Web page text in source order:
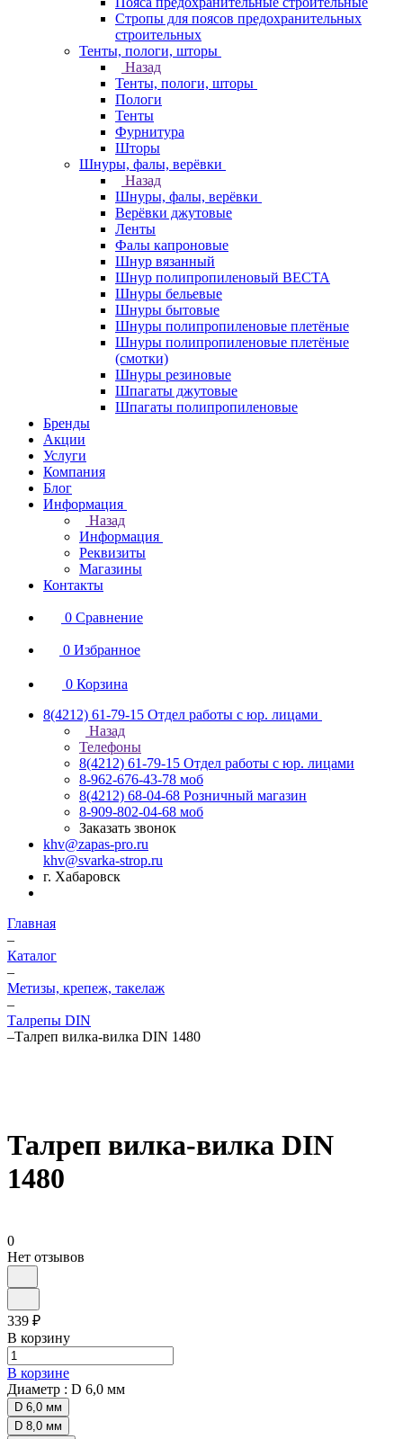
Стропы для поясов предохранительных
строительных
Тенты, пологи, шторы
Назад
Тенты, пологи, шторы
Пологи
Тенты
Фурнитура
Шторы
Шнуры, фалы, верёвки
Назад
Шнуры, фалы, верёвки
Верёвки джутовые
Ленты
Фалы капроновые
Шнур вязанный
Шнур полипропиленовый ВЕСТА
Шнуры бельевые
Шнуры бытовые
Шнуры полипропиленовые плетёные
Шнуры полипропиленовые плетёные
(смотки)
Шнуры резиновые
Шпагаты джутовые
Шпагаты полипропиленовые
Бренды
Акции
Услуги
Компания
Блог
Информация
Назад
Информация
Реквизиты
Магазины
Контакты
0 Сравнение
0 Избранное
0 Корзина
8(4212) 61-79-15 Отдел работы с юр. лицами
Назад
Телефоны
8(4212) 61-79-15 Отдел работы с юр. лицами
8-962-676-43-78 моб
8(4212) 68-04-68 Розничный магазин
8-909-802-04-68 моб
Заказать звонок
khv@zapas-pro.ru
khv@svarka-strop.ru
г. Хабаровск
Главная
–
Каталог
–
Метизы, крепеж, такелаж
–
Талрепы DIN
–Талреп вилка-вилка DIN 1480
Талреп вилка-вилка DIN
1480
0
Нет отзывов
339 ₽
В корзину
В корзине
Диаметр : D 6,0 мм
D 6,0 мм
D 8,0 мм